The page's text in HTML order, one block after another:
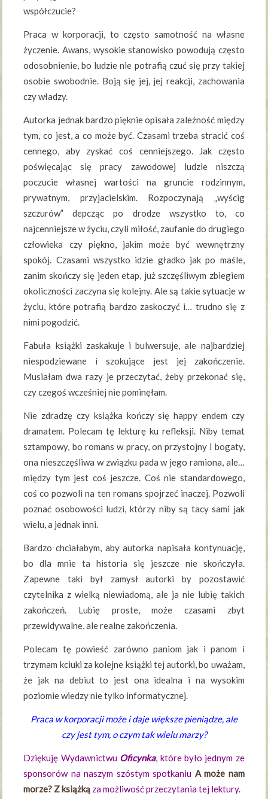
współczucie?
Praca w korporacji, to często samotność na własne
życzenie. Awans, wysokie stanowisko powodują często
odosobnienie, bo ludzie nie potrafią czuć się przy takiej
osobie swobodnie. Boją się jej, jej reakcji, zachowania
czy władzy.
Autorka jednak bardzo pięknie opisała zależność między
tym, co jest, a co może być. Czasami trzeba stracić coś
cennego, aby zyskać coś cenniejszego. Jak często
poświęcając się pracy zawodowej ludzie niszczą
poczucie własnej wartości na gruncie rodzinnym,
prywatnym, przyjacielskim. Rozpoczynają „wyścig
szczurów” depcząc po drodze wszystko to, co
najcenniejsze w życiu, czyli miłość, zaufanie do drugiego
człowieka czy piękno, jakim może być wewnętrzny
spokój. Czasami wszystko idzie gładko jak po maśle,
zanim skończy się jeden etap, już szczęśliwym zbiegiem
okoliczności zaczyna się kolejny. Ale są takie sytuacje w
życiu, które potrafią bardzo zaskoczyć i… trudno się z
nimi pogodzić.
Fabuła książki zaskakuje i bulwersuje, ale najbardziej
niespodziewane i szokujące jest jej zakończenie.
Musiałam dwa razy je przeczytać, żeby przekonać się,
czy czegoś wcześniej nie pominęłam.
Nie zdradzę czy książka kończy się happy endem czy
dramatem. Polecam tę lekturę ku refleksji. Niby temat
sztampowy, bo romans w pracy, on przystojny i bogaty,
ona nieszczęśliwa w związku pada w jego ramiona, ale…
między tym jest coś jeszcze. Coś nie standardowego,
coś co pozwoli na ten romans spojrzeć inaczej. Pozwoli
poznać osobowości ludzi, którzy niby są tacy sami jak
wielu, a jednak inni.
Bardzo chciałabym, aby autorka napisała kontynuację,
bo dla mnie ta historia się jeszcze nie skończyła.
Zapewne taki był zamysł autorki by pozostawić
czytelnika z wielką niewiadomą, ale ja nie lubię takich
zakończeń. Lubię proste, może czasami zbyt
przewidywalne, ale realne zakończenia.
Polecam tę powieść zarówno paniom jak i panom i
trzymam kciuki za kolejne książki tej autorki, bo uważam,
że jak na debiut to jest ona idealna i na wysokim
poziomie wiedzy nie tylko informatycznej.
Praca w korporacji może i daje większe pieniądze, ale
czy jest tym, o czym tak wielu marzy?
Dziękuję Wydawnictwu Oficynka, które było jednym ze
sponsorów na naszym szóstym spotkaniu A może nam
morze? Z książką za możliwość przeczytania tej lektury.